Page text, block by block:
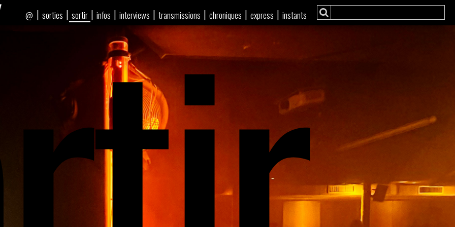
| sorties | sortir | infos | interviews | transmissions | chroniques | express | instants
@